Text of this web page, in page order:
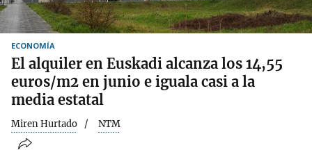
ECONOMÍA
El alquiler en Euskadi alcanza los 14,55
euros/m2 en junio e iguala casi a la
media estatal
Miren Hurtado NTM